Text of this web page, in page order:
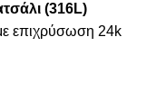
(316L)
επιχρύσωση 24k